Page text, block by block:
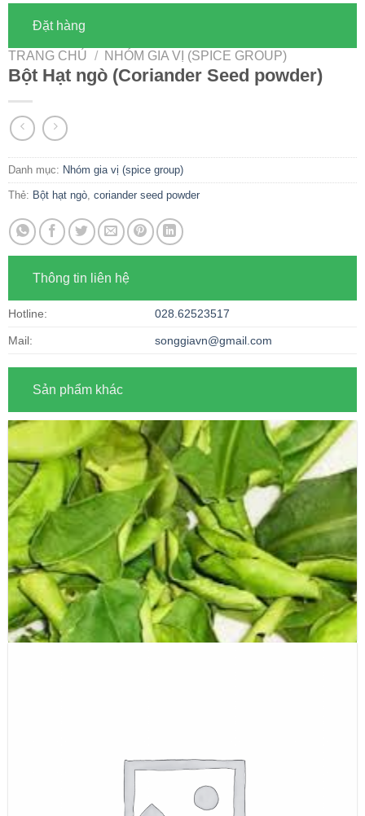
Đặt hàng
TRANG CHỦ / NHÓM GIA VỊ (SPICE GROUP)
Bột Hạt ngò (Coriander Seed powder)
Danh mục: Nhóm gia vị (spice group)
Thẻ: Bột hạt ngò, coriander seed powder
Thông tin liên hệ
Hotline: 028.62523517
Mail: songgiavn@gmail.com
Sản phẩm khác
Lá chanh sấy khô ( lemon leaves dried )